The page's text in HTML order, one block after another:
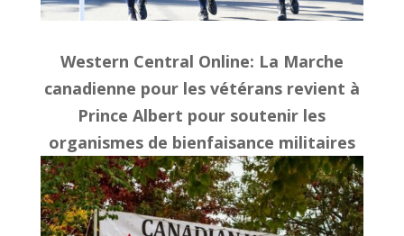
Western Central Online: La Marche
canadienne pour les vétérans revient à
Prince Albert pour soutenir les
organismes de bienfaisance militaires